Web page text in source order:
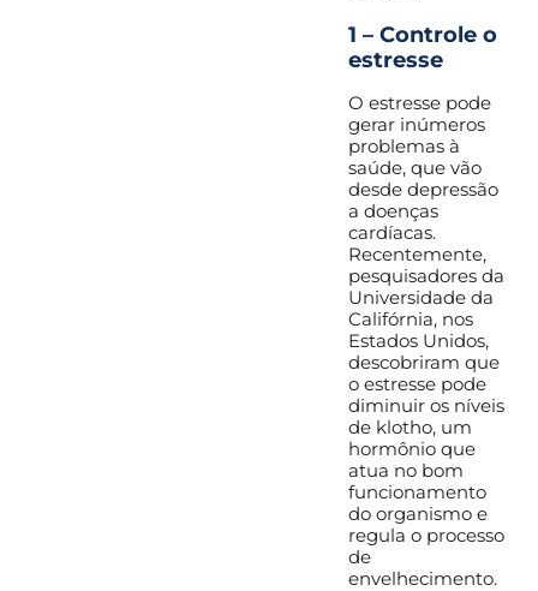
1 – Controle o
estresse
O estresse pode
gerar inúmeros
problemas à
saúde, que vão
desde depressão
a doenças
cardíacas.
Recentemente,
pesquisadores da
Universidade da
Califórnia, nos
Estados Unidos,
descobriram que
o estresse pode
diminuir os níveis
de klotho, um
hormônio que
atua no bom
funcionamento
do organismo e
regula o processo
de
envelhecimento.